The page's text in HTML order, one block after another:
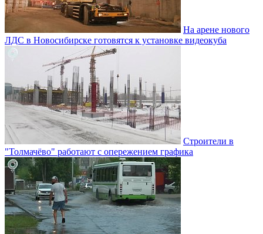
На арене нового
ЛДС в Новосибирске готовятся к установке видеокуба
Строители в
"Толмачёво" работают с опережением графика